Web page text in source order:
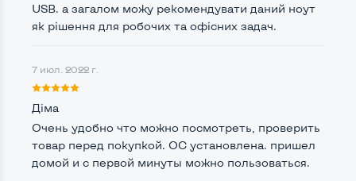
Русские и украинские буквы на клавиатуре
Оптический привод
Операционная система
USB. а загалом можу рекомендувати даний ноут
як рішення для робочих та офісних задач.
7 июл. 2022 г.
Діма
Очень удобно что можно посмотреть, проверить
товар перед покупкой. ОС установлена. пришел
домой и с первой минуты можно пользоваться.